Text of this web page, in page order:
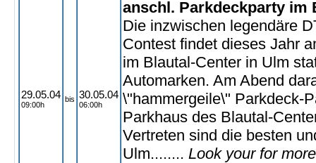
29.05.04
09:00h
bis 30.05.04
06:00h
anschl. Parkdeckparty im
Die inzwischen legendäre
Contest findet dieses Jahr
im Blautal-Center in Ulm
Automarken. Am Abend
\"hammergeile\" Parkdeck-
Parkhaus des Blautal-
Vertreten sind die besten
Ulm........ Look your for